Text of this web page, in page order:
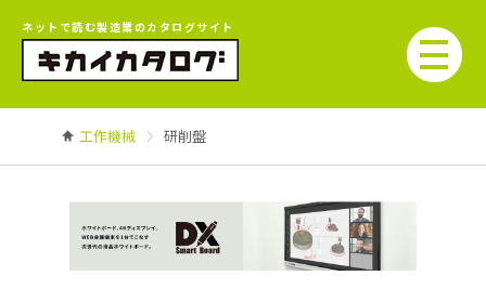
ネットで読む製造業のカタログサイト
工作機械 研削盤